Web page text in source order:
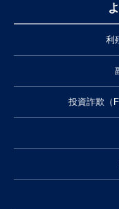
利
投資詐欺（